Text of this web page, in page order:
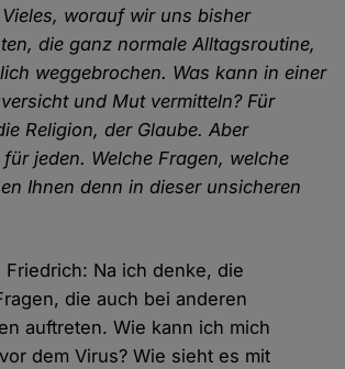
worauf wir uns bisher
die ganz normale Alltagsroutine,
weggebrochen. Was kann in einer
und Mut vermitteln? Für
Religion, der Glaube. Aber
jeden. Welche Fragen, welche
Ihnen denn in dieser unsicheren
Friedrich: Na ich denke, die
die auch bei anderen
auftreten. Wie kann ich mich
dem Virus? Wie sieht es mit